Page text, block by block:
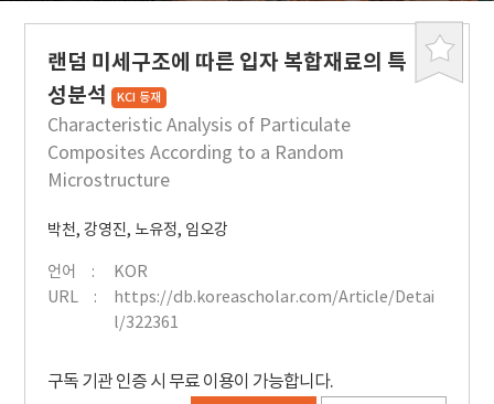
북
랜덤 미세구조에 따른 입자 복합재료의 특
성분석 KCI 등재
Characteristic Analysis of Particulate
Composites According to a Random
Microstructure
박천,강영진, 노유정, 임오강
언어
KOR
URL
https://db.koreascholar.com/Article/Detai
l/322361
구독 기관 인증 시 무료 이용이 가능합니다.